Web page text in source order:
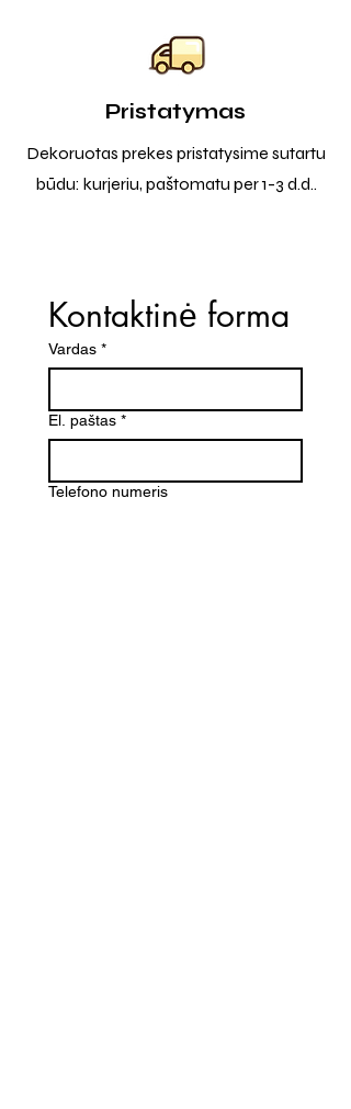
Pristatymas
Dekoruotas prekes pristatysime sutartu
būdu: kurjeriu, paštomatu per 1-3 d.d..
Kontaktinė forma
Vardas *
El. paštas *
Telefono numeris